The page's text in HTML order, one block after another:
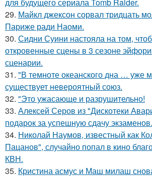
29. Майкл джексон сорвал тридцать
Париже ради Наоми.
30. Сидни Суини настояла на том,
откровенные сцены в 3 сезоне
сценарии.
31. "В темноте океанского дна … уже
существует невероятный союз.
32. "Это ужасающе и разрушительно!
33. Алексей Серов из "Дискотеки
подарок за успешную сдачу экзаменов.
34. Николай Наумов, известный как
Пацанов", случайно попал в кино
КВН.
35. Кристина асмус и Маш милаш